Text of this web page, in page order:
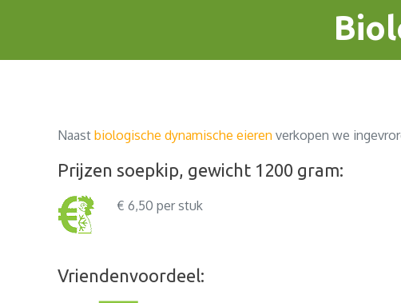
Naast biologische dynamische eieren verkopen we
Prijzen soepkip, gewicht 1200 gram:
€ 6,50 per stuk
Vriendenvoordeel: